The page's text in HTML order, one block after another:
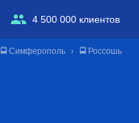
4 500 000 клиентов
🚍 Симферополь 🚍 Россошь